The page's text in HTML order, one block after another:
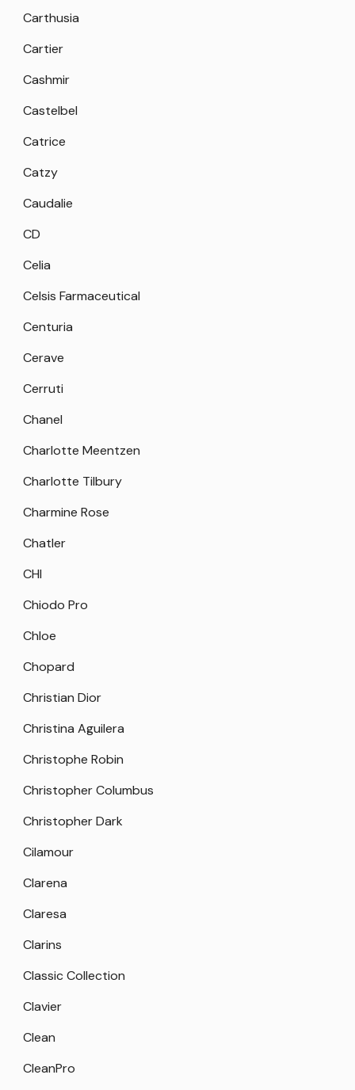
Carthusia
Cartier
Cashmir
Castelbel
Catrice
Catzy
Caudalie
CD
Celia
Celsis Farmaceutical
Centuria
Cerave
Cerruti
Chanel
Charlotte Meentzen
Charlotte Tilbury
Charmine Rose
Chatler
CHI
Chiodo Pro
Chloe
Chopard
Christian Dior
Christina Aguilera
Christophe Robin
Christopher Columbus
Christopher Dark
Cilamour
Clarena
Claresa
Clarins
Classic Collection
Clavier
Clean
CleanPro